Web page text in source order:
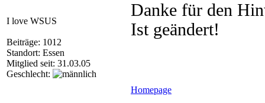
I love WSUS
Beiträge: 1012
Standort: Essen
Mitglied seit: 31.03.05
Geschlecht:
Danke für den
Ist geändert!
Homepage